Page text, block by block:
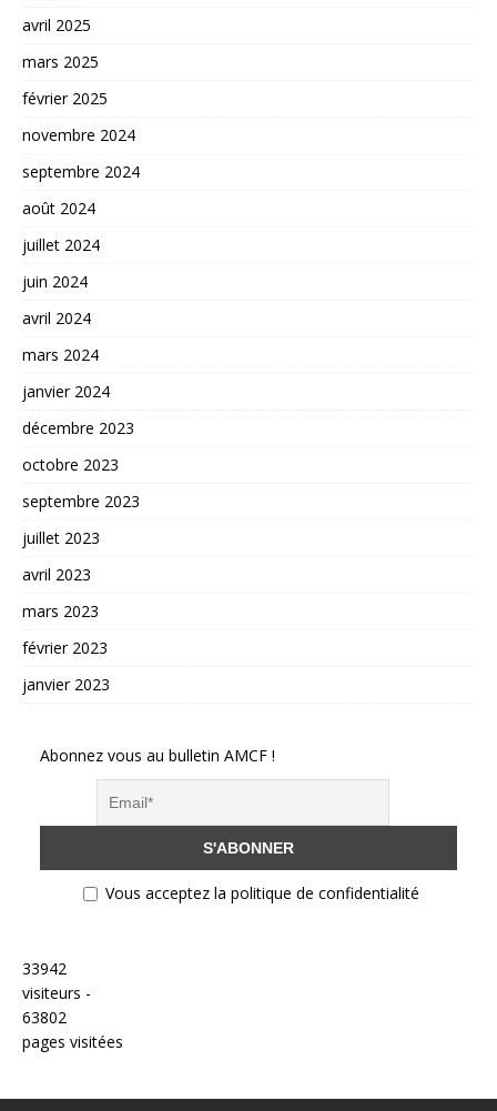
avril 2025
mars 2025
février 2025
novembre 2024
septembre 2024
août 2024
juillet 2024
juin 2024
avril 2024
mars 2024
janvier 2024
décembre 2023
octobre 2023
septembre 2023
juillet 2023
avril 2023
mars 2023
février 2023
janvier 2023
Abonnez vous au bulletin AMCF !
Vous acceptez la politique de confidentialité
33942
visiteurs -
63802
pages visitées